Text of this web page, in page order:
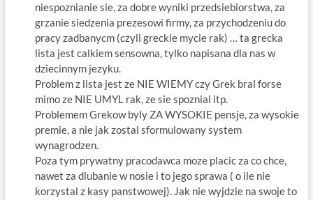
niespoznianie sie, za dobre wyniki przedsiebiorstwa, za
grzanie siedzenia prezesowi firmy, za przychodzeniu do
pracy zadbanycm (czyli greckie mycie rak) … ta grecka
lista jest calkiem sensowna, tylko napisana dla nas w
dziecinnym jezyku.
Problem z lista jest ze NIE WIEMY czy Grek bral forse
mimo ze NIE UMYL rak, ze sie spoznial itp.
Problemem Grekow byly ZA WYSOKIE pensje, za wysokie
premie, a nie jak zostal sformulowany system
wynagrodzen.
Poza tym prywatny pracodawca moze placic za co chce,
nawet za dlubanie w nosie i to jego sprawa ( o ile nie
korzystal z kasy panstwowej). Jak nie wyjdzie na swoje to